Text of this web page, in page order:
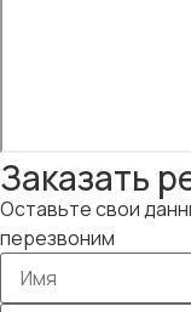
Заказать
Оставьте свои
перезвоним